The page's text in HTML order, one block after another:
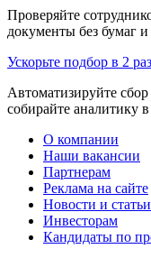
Проверяйте
документы без бумаг
Ускорьте подбор в 2
Автоматизируйте
собирайте аналитику
О компании
Наши вакансии
Партнерам
Реклама на сайте
Новости и статьи
Инвесторам
Кандидаты по